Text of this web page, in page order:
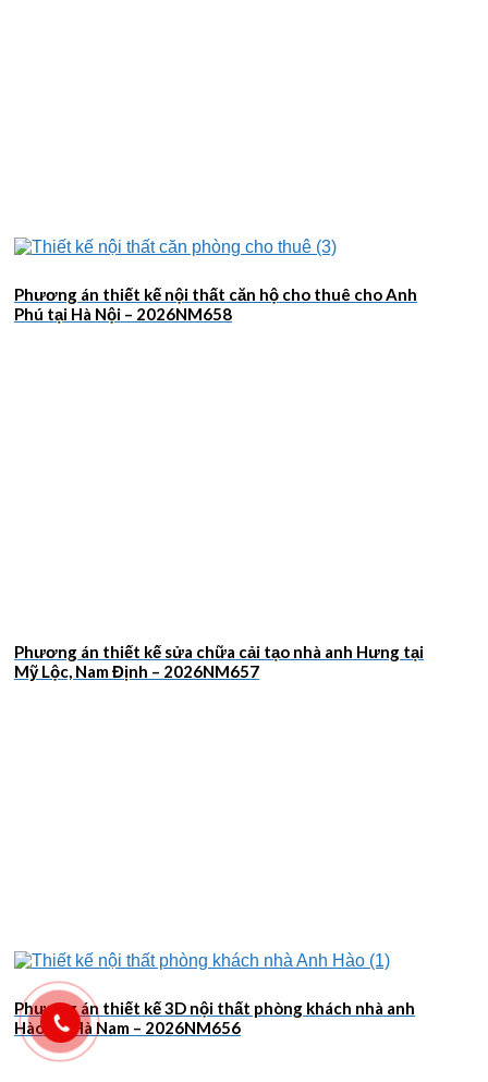
Phương án thiết kế nội thất căn hộ cho thuê cho Anh
Phú tại Hà Nội – 2026NM658
Phương án thiết kế sửa chữa cải tạo nhà anh Hưng tại
Mỹ Lộc, Nam Định – 2026NM657
Phương án thiết kế 3D nội thất phòng khách nhà anh
Hào tại Hà Nam – 2026NM656